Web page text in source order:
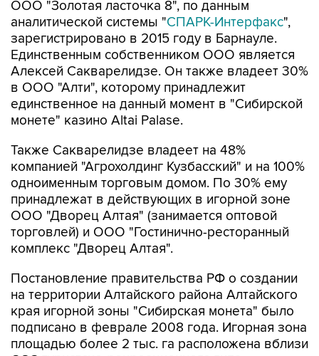
зарегистрировано в 2015 году в Барнауле.
Единственным собственником ООО является
Алексей Сакварелидзе. Он также владеет 30%
в ООО "Алти", которому принадлежит
единственное на данный момент в "Сибирской
монете" казино Altai Palase.
Также Сакварелидзе владеет на 48%
одноименным торговым домом. По 30% ему
принадлежат в действующих в игорной зоне
ООО "Дворец Алтая" (занимается оптовой
торговлей) и ООО "Гостинично-ресторанный
комплекс "Дворец Алтая".
Постановление правительства РФ о создании
края игорной зоны "Сибирская монета" было
подписано в феврале 2008 года. Игорная зона
площадью более 2 тыс. га расположена вблизи
ОЭЗ туристско-рекреационного типа
"Бирюзовая Катунь".